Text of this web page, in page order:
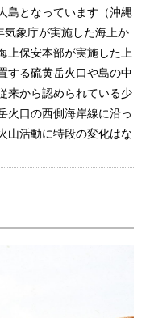
島となっています（沖縄
象庁が実施した海上か
上保安本部が実施した上
する硫黄岳火口や島の中
来から認められている少
火口の西側海岸線に沿っ
山活動に特段の変化はな